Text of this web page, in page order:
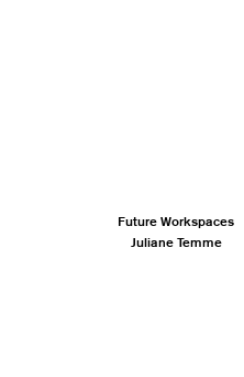
Future Workspaces
Juliane Temme